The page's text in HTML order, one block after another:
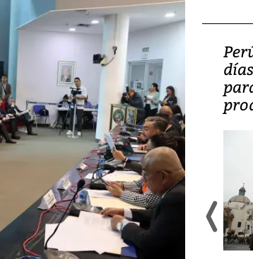
Video: Lula lanza su
candidatura con
promesas de inversión
en defensa, educación y
tierras raras